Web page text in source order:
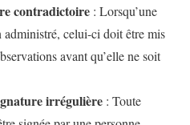
contradictoire : Lorsqu’une
administré, celui-ci doit être mis
avant qu’elle ne soit
irrégulière : Toute